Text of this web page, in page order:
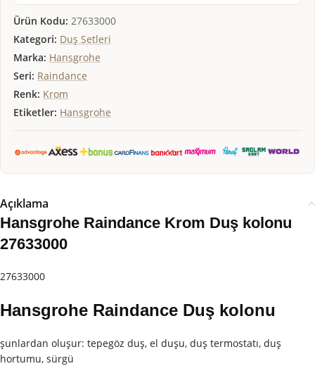
Ürün Kodu: 27633000
Kategori: Duş Setleri
Marka: Hansgrohe
Seri: Raindance
Renk: Krom
Etiketler: Hansgrohe
Açıklama
Hansgrohe Raindance Krom Duş kolonu
27633000
27633000
Hansgrohe Raindance Duş kolonu
şunlardan oluşur: tepegöz duş, el duşu, duş termostatı, duş
hortumu, sürgü